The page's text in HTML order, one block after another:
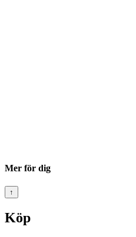
Mer för dig
↑
Köp